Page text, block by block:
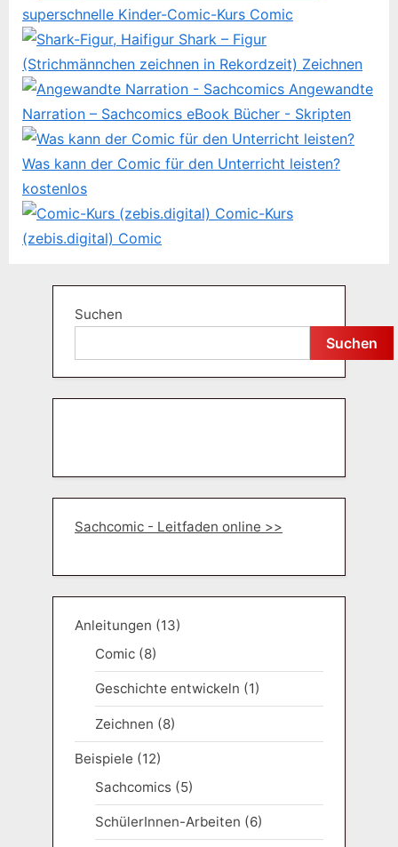
o
s
t
:
:
superschnelle Kinder-Comic-Kurs Comic
Shark – Figur
(Strichmännchen zeichnen in Rekordzeit) Zeichnen
Angewandte
Narration – Sachcomics eBook Bücher - Skripten
Was kann der Comic für den Unterricht leisten?
kostenlos
Comic-Kurs
(zebis.digital) Comic
Suchen
Suchen
Sachcomic - Leitfaden online >>
Anleitungen (13)
Comic(8)
Geschichte entwickeln (1)
Zeichnen (8)
Beispiele (12)
Sachcomics (5)
SchülerInnen-Arbeiten (6)